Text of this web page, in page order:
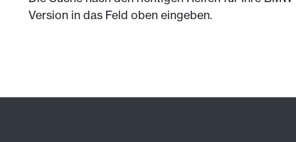
Version in das Feld oben eingeben.